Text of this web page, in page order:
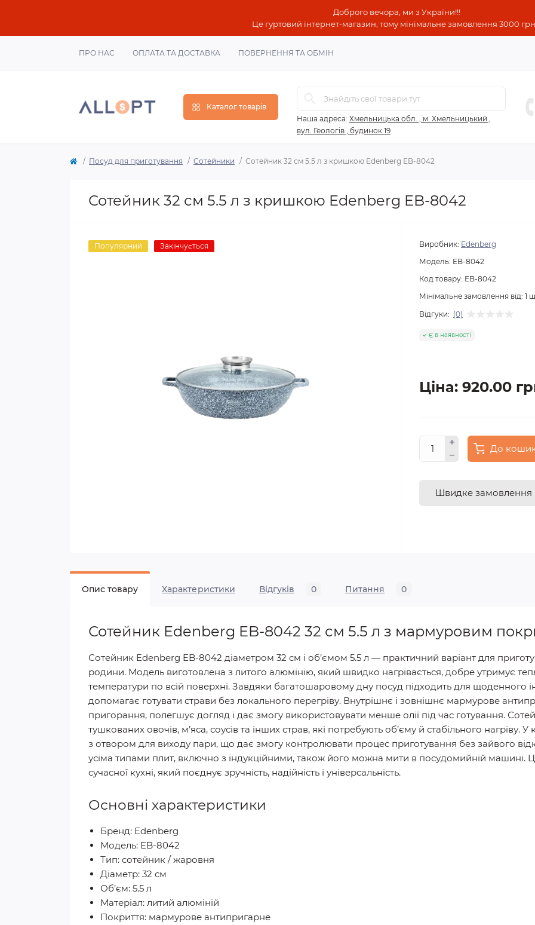
Доброго вечора, ми з України!!!
Це гуртовий інтернет-магазин, тому мінімальне замовлення 3000
ПРО НАС ОПЛАТА ТА ДОСТАВКА ПОВЕРНЕННЯ ТА ОБМІН
Каталог товарів
Наша адреса: Хмельницька обл. , м. Хмельницький ,
вул. Геологів , будинок 19
Посуд для приготування Сотейники Сотейник 32 см 5.5 л з кришкою Edenberg EB-8042
Сотейник 32 см 5.5 л з кришкою Edenberg EB-8042
Популярний Закінчується Виробник: Edenberg
Модель: EB-8042
Код товару: EB-8042
Мінімальне замовлення від: 1
Відгуки: (0)
Є в наявності
Ціна: 920.00
До
Швидке замовлення
Опис товару Характеристики Відгуків 0 Питання 0
Сотейник Edenberg EB-8042 32 см 5.5 л з мармуровим
Сотейник Edenberg EB-8042 діаметром 32 см і об’ємом 5.5 л — практичний варіант для
родини. Модель виготовлена з литого алюмінію, який швидко нагрівається, добре утримує
температури по всій поверхні. Завдяки багатошаровому дну посуд підходить для щоденного
допомагає готувати страви без локального перегріву. Внутрішнє і зовнішнє мармурове
пригорання, полегшує догляд і дає змогу використовувати менше олії під час готування.
тушкованих овочів, м’яса, соусів та інших страв, які потребують об’єму й стабільного
з отвором для виходу пари, що дає змогу контролювати процес приготування без зайвого
усіма типами плит, включно з індукційними, також його можна мити в посудомийній машині.
сучасної кухні, який поєднує зручність, надійність і універсальність.
Основні характеристики
Бренд: Edenberg
Модель: EB-8042
Тип: сотейник / жаровня
Діаметр: 32 см
Об’єм: 5.5 л
Матеріал: литий алюміній
Покриття: мармурове антипригарне